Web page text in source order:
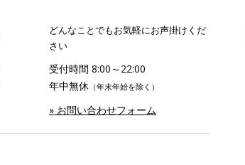
どんなことでもお気軽にお声掛けくだ
さい
受付時間 8:00～22:00
年中無休 （年末年始を除く）
» お問い合わせフォーム